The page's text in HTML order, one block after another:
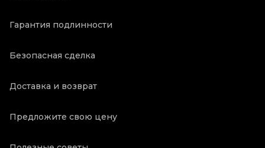
Гарантия подлинности
Безопасная сделка
Доставка и возврат
Предложите свою цену